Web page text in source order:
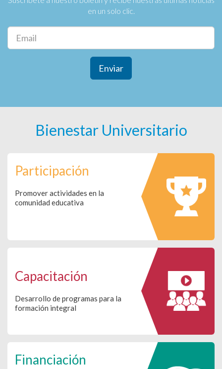
en un solo clic.
Enviar
Bienestar Universitario
Participación
Promover actividades en la
comunidad educativa
Capacitación
Desarrollo de programas para la
formación integral
Financiación